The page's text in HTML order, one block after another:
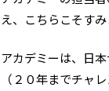
え、こちらこそす
アカデミーは、日
（２０年までチャ